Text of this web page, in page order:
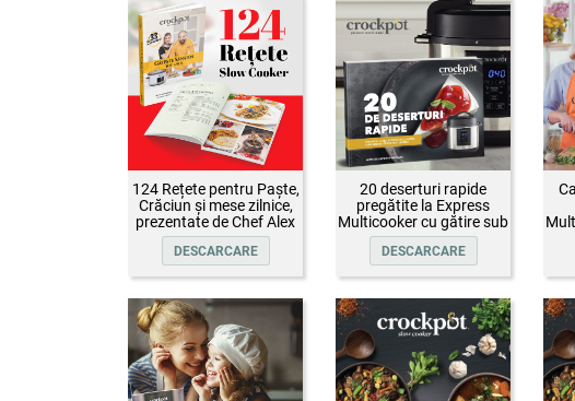
124 Rețete pentru Paște,
Crăciun și mese zilnice,
prezentate de Chef Alex
Cîrțu și invitații săi
DESCARCARE
20 deserturi rapide
pregătite la Express
Multicooker cu gătire sub
presiune Crock-Pot
DESCARCARE